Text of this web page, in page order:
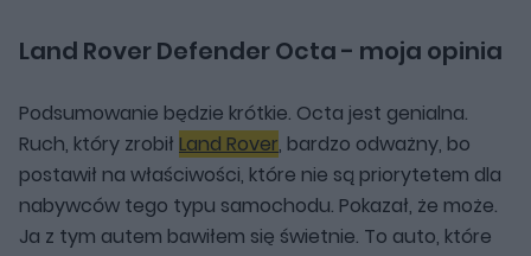
Land Rover Defender Octa - moja opinia
Podsumowanie będzie krótkie. Octa jest genialna.
Ruch, który zrobił Land Rover, bardzo odważny, bo
postawił na właściwości, które nie są priorytetem dla
nabywców tego typu samochodu. Pokazał, że może.
Ja z tym autem bawiłem się świetnie. To auto, które